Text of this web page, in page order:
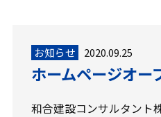
お知らせ 2020.09.25
ホームページオー
和合建設コンサルタント